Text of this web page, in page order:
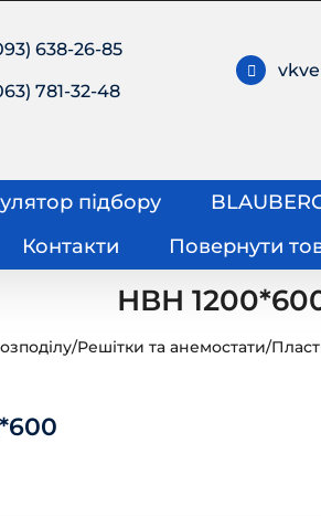
638-26-85
781-32-48
підбору
Контакти
Повернути
НВН
/Решітки та анемостати/